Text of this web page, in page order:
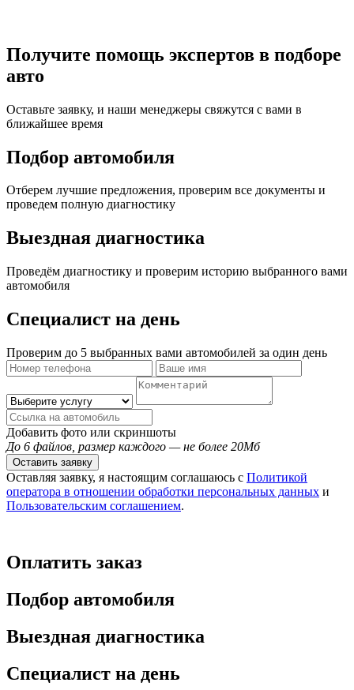
Получите помощь экспертов в подборе
авто
Оставьте заявку, и наши менеджеры свяжутся с вами в
ближайшее время
Подбор автомобиля
Отберем лучшие предложения, проверим все документы и
проведем полную диагностику
Выездная диагностика
Проведём диагностику и проверим историю выбранного вами
автомобиля
Специалист на день
Проверим до 5 выбранных вами автомобилей за один день
Добавить фото или скриншоты
До 6 файлов, размер каждого — не более 20Мб
Оставить заявку
Оставляя заявку, я настоящим соглашаюсь с Политикой
оператора в отношении обработки персональных данных и
Пользовательским соглашением.
Оплатить заказ
Подбор автомобиля
Выездная диагностика
Специалист на день